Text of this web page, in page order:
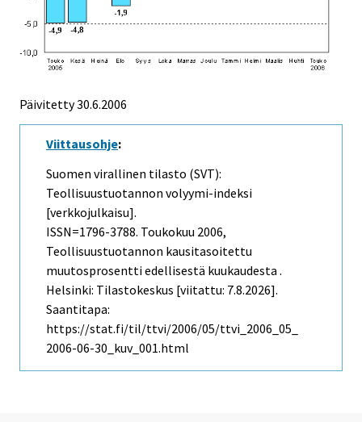
Päivitetty30.6.2006
Viittausohje:
Suomen virallinen tilasto (SVT):
Teollisuustuotannon volyymi-indeksi
[verkkojulkaisu].
ISSN=1796-3788. Toukokuu 2006,
Teollisuustuotannon kausitasoitettu
muutosprosentti edellisestä kuukaudesta .
Helsinki: Tilastokeskus [viitattu: 7.8.2026].
Saantitapa:
https://stat.fi/til/ttvi/2006/05/ttvi_2006_05_
2006-06-30_kuv_001.html